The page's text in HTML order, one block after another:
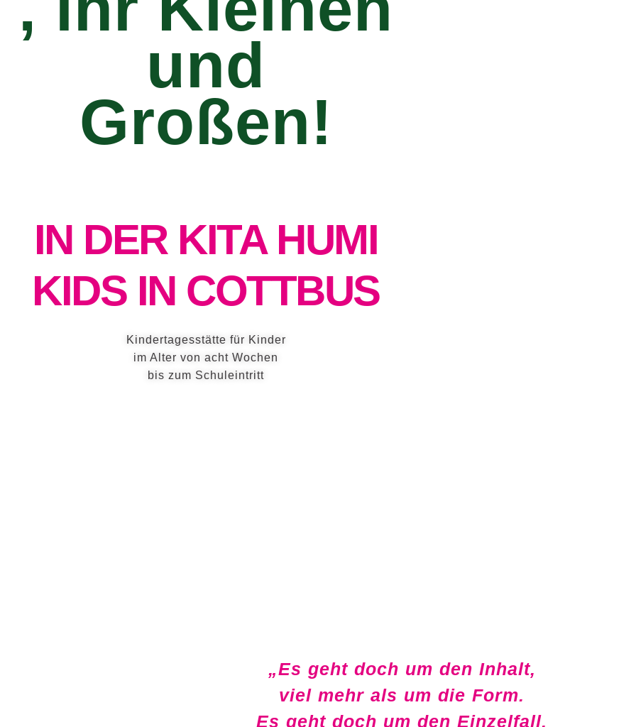
und
Großen!
IN DER KITA HUMI
KIDS IN COTTBUS
Kindertagesstätte für Kinder
im Alter von acht Wochen
bis zum Schuleintritt
„Es geht doch um den Inhalt,
viel mehr als um die Form.
Es geht doch um den Einzelfall,